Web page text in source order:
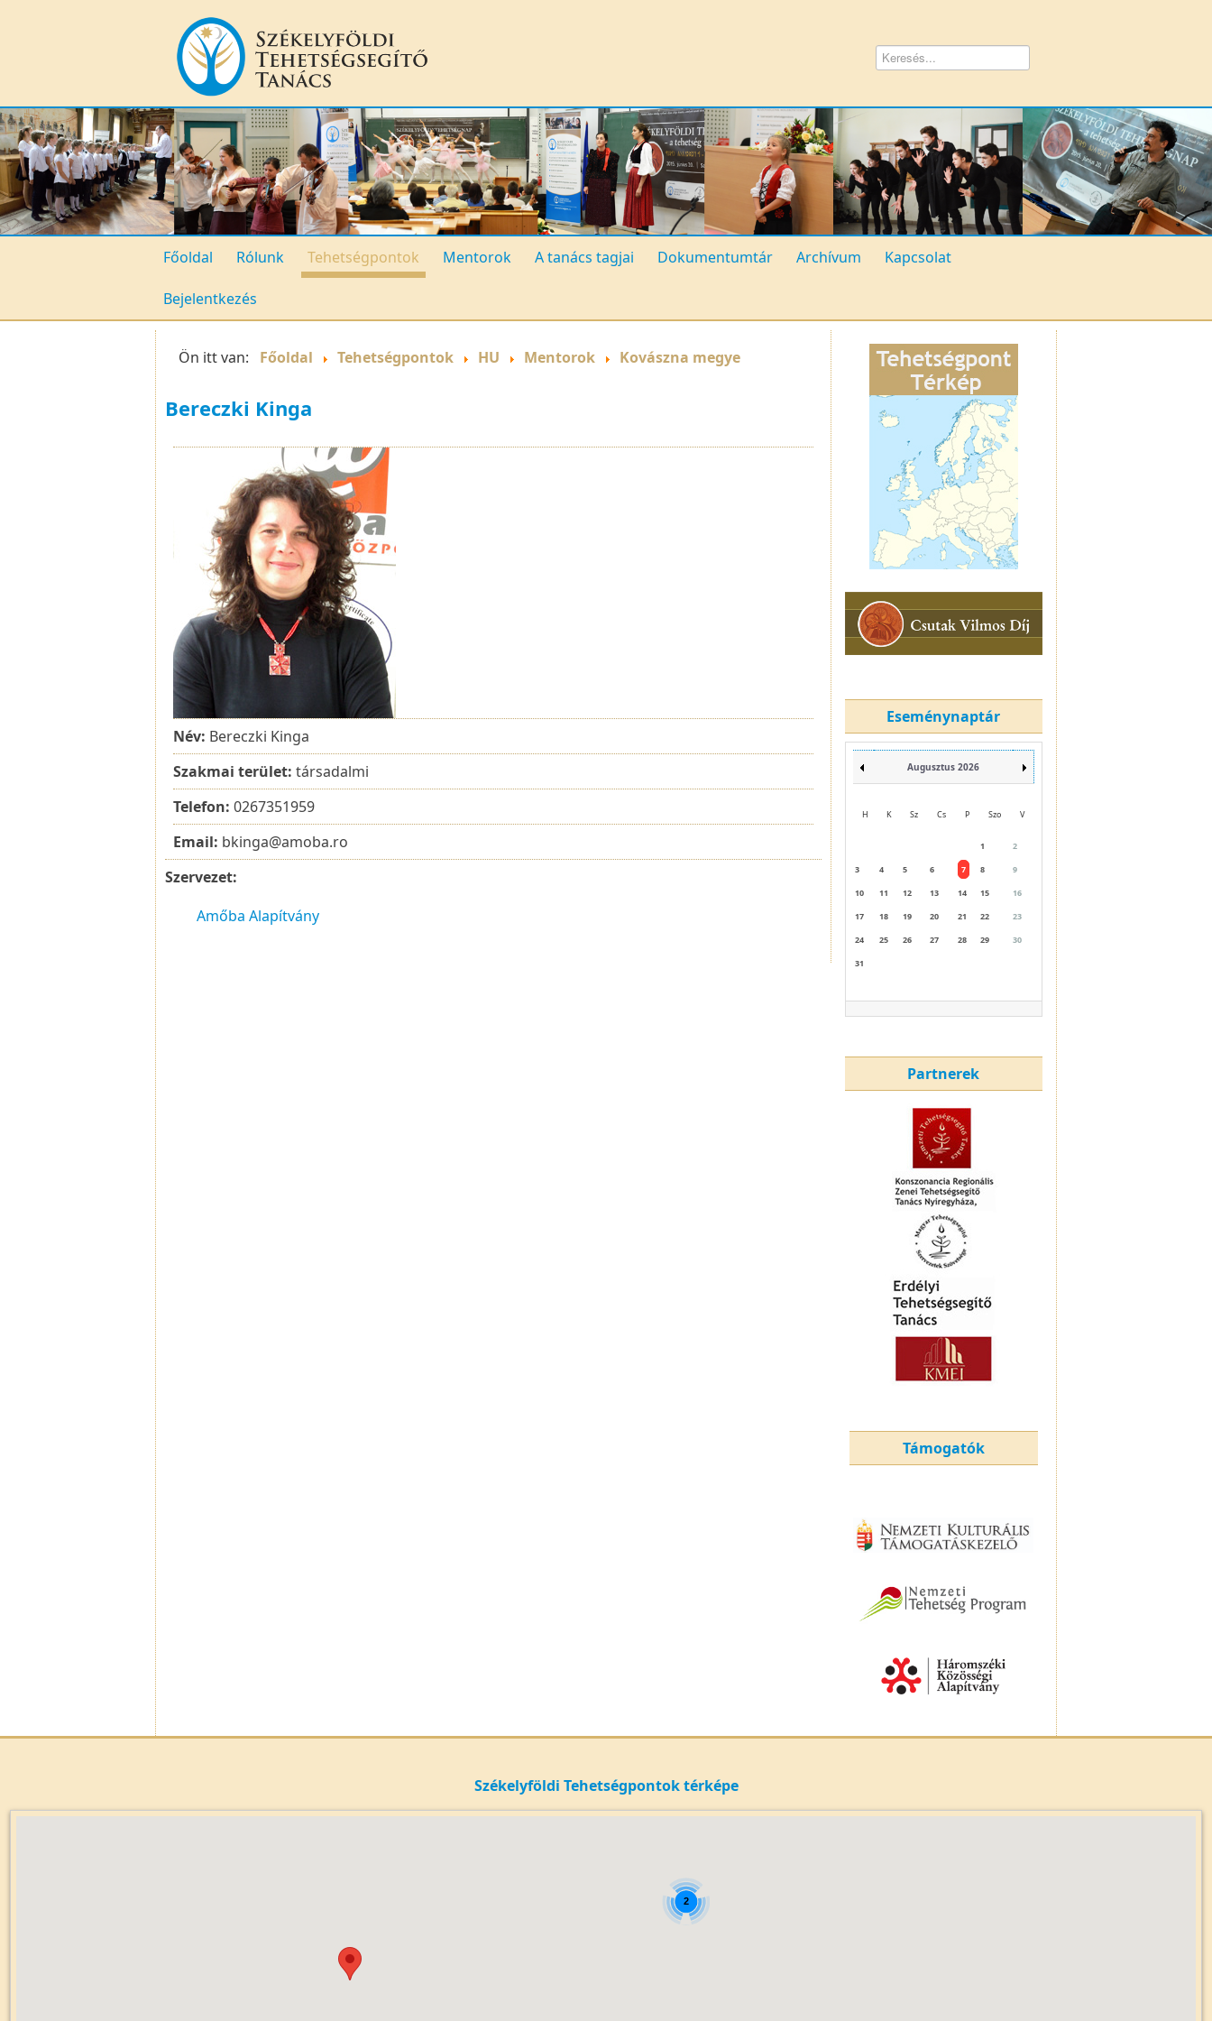
Főoldal Rólunk Tehetségpontok Mentorok A tanács tagjai Dokumentumtár Archívum Kapcsolat
Bejelentkezés
Ön itt van: Főoldal Tehetségpontok HU Mentorok Kovászna megye
Bereczki Kinga
Név: Bereczki Kinga
Szakmai terület: társadalmi
Telefon: 0267351959
Email: bkinga@amoba.ro
Szervezet:
Amőba Alapítvány
Eseménynaptár
Augusztus 2026
H K Sz Cs P Szo V
1
2
3
4 5 6 7 8
9
10
11 12 13 14 15
16
17
18 19 20 21 22
23
24
25 26 27 28 29
30
31
Partnerek
Támogatók
Székelyföldi Tehetségpontok térképe
2